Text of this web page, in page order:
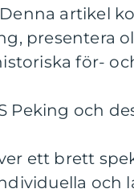
artikel
presentera
för-
Peking och
ett brett
och